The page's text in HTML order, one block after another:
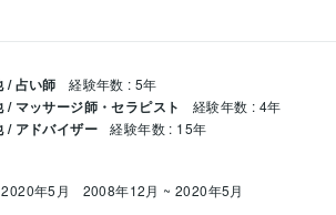
/ 占い師 経験年数 : 5年
/ マッサージ師・セラピスト 経験年数 : 4年
/ アドバイザー 経験年数 : 15年
年5月 2008年12月 ~ 2020年5月